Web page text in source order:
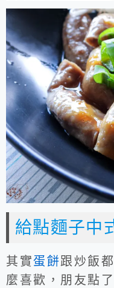
給點麵子中
其實蛋餅跟炒飯
麼喜歡，朋友點